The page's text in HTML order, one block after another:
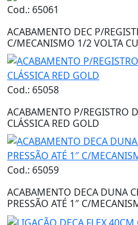
Cod.: 65061
ACABAMENTO DEC P/
C/MECANISMO 1/2 VOLTA
Cod.: 65058
ACABAMENTO P/REGISTRO
CLÁSSICA RED GOLD
Cod.: 65059
ACABAMENTO DECA DUNA
PRESSÃO ATÉ 1″ C/